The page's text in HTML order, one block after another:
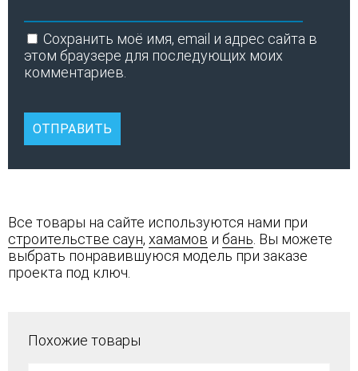
Сохранить моё имя, email и адрес сайта в
этом браузере для последующих моих
комментариев.
Все товары на сайте используются нами при
строительстве саун, хамамов и бань . Вы можете
выбрать понравившуюся модель при заказе
проекта под ключ.
Похожие товары